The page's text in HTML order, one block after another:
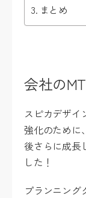
まとめ
会社の
スピカデザイ
強化のために
後さらに成長
した！
プランニン